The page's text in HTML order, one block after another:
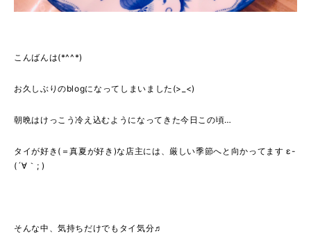
こんばんは(*^^*)
お久しぶりのblogになってしまいました(>_<)
朝晩はけっこう冷え込むようになってきた今日この頃…
タイが好き(＝真夏が好き)な店主には、厳しい季節へと向かってます ε-
(´∀｀; )
そんな中、気持ちだけでもタイ気分♬